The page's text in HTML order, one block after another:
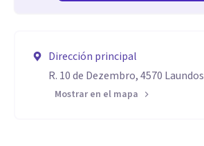
Dirección principal
R. 10 de Dezembro, 4570 Laundos
Mostrar en el mapa